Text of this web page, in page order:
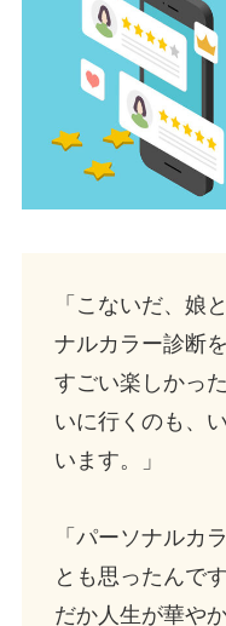
「こないだ、娘
ナルカラー診断
すごい楽しかっ
いに行くのも、
います。」
「パーソナルカ
とも思ったんで
だか人生が華や